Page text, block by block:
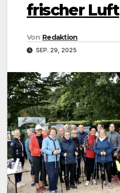
frischer Luft
Von Redaktion
SEP. 29, 2025